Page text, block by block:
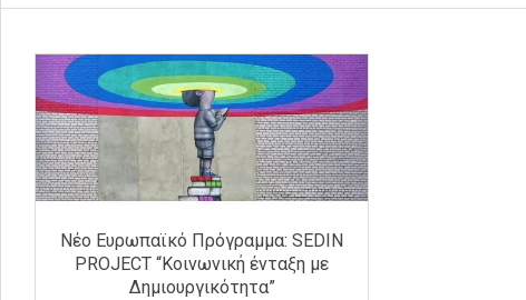
Νέο Ευρωπαϊκό Πρόγραμμα: SEDIN
PROJECT “Κοινωνική ένταξη με
Δημιουργικότητα”